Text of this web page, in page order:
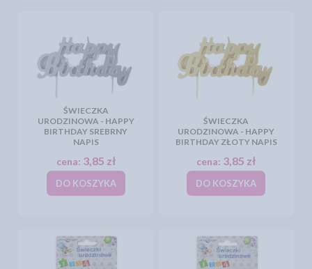
ŚWIECZKA
URODZINOWA - HAPPY
BIRTHDAY SREBRNY
NAPIS
cena: 3,85 zł
DO KOSZYKA
ŚWIECZKA
URODZINOWA - HAPPY
BIRTHDAY ZŁOTY NAPIS
cena: 3,85 zł
DO KOSZYKA